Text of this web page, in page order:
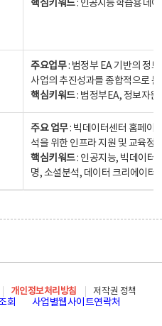
핵심키워드: 인공지능 학습용 데
주요업무: 범정부 EA 기반의 정
사업의 추진성과를 종합적으로
핵심키워드: 범정부EA, 정보자
주요 업무: 빅데이터센터 홈페이
석을 위한 인프라 지원 및 교육정
핵심키워드: 인공지능, 빅데이터,
명, 소셜분석, 데이터 크리에이터
개인정보처리방침
저작권 정책
회 사업별웹사이트연락처